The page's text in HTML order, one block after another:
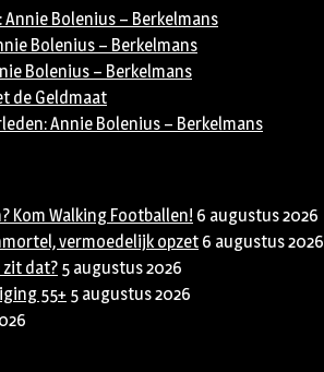
Annie Bolenius – Berkelmans
Bolenius – Berkelmans
Bolenius – Berkelmans
de Geldmaat
Annie Bolenius – Berkelmans
Kom Walking Footballen! 6 augustus 2026
vermoedelijk opzet 6 augustus 2026
zit dat? 5 augustus 2026
55+ 5 augustus 2026